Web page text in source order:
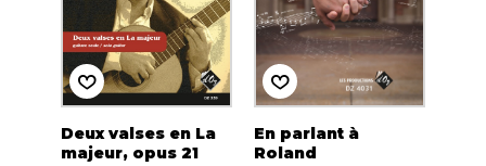
Deux valses en La
majeur, opus 21
En parlant à
Roland